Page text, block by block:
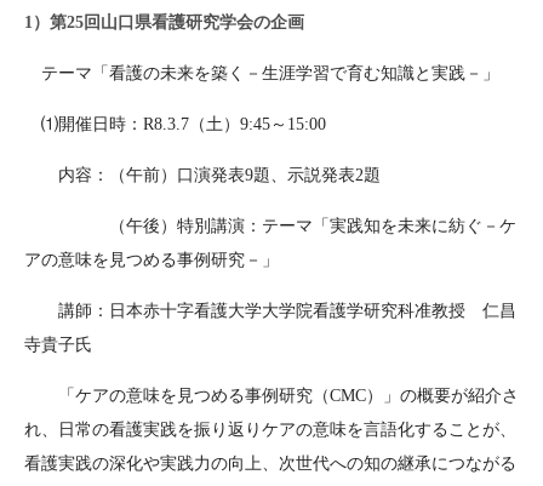
1）第25回山口県看護研究学会の企画
テーマ「看護の未来を築く－生涯学習で育む知識と実践－」
⑴開催日時：R8.3.7（土）9:45～15:00
内容：（午前）口演発表9題、示説発表2題
（午後）特別講演：テーマ「実践知を未来に紡ぐ－ケ
アの意味を見つめる事例研究－」
講師：日本赤十字看護大学大学院看護学研究科准教授 仁昌
寺貴子氏
「ケアの意味を見つめる事例研究（CMC）」の概要が紹介さ
れ、日常の看護実践を振り返りケアの意味を言語化することが、
看護実践の深化や実践力の向上、次世代への知の継承につながる